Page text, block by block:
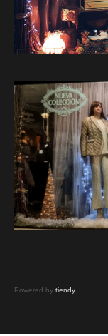
Powered by tiendy